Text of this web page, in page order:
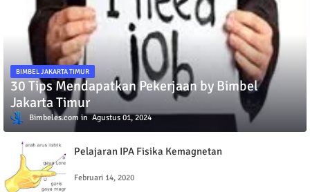
BIMBEL JAKARTA TIMUR
30 Tips Mendapatkan Pekerjaan by Bimbel
Jakarta Timur
Bimbeles.com Agustus 01, 2024
Pelajaran IPA Fisika Kemagnetan
Februari 14, 2020